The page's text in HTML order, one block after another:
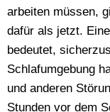
arbeiten müssen,
dafür als jetzt.
bedeutet,
Schlafumgebung
und anderen
Stunden vor dem